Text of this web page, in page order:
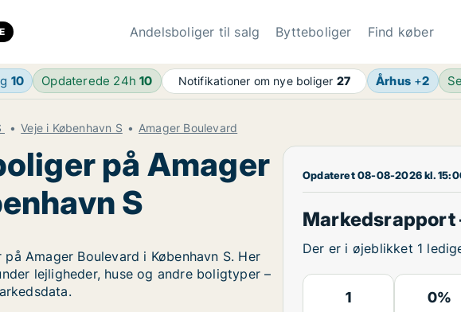
Andelsboliger til salg Bytteboliger Find køber
10 Opdaterede 24h10 Notifikationer om nye boliger 27 Århus +2
Veje i København S Amager Boulevard
på Amager
S
Amager Boulevard i København S. Her
lejligheder, huse og andre boligtyper –
Opdateret 08-08-2026 kl.
Markedsrapport
Der er i øjeblikket 1
1 0%